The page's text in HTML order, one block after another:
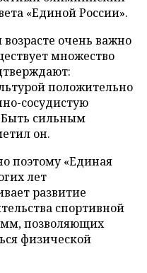
«Единой России».
очень важно
множество
положительно
сосудистую
Быть сильным
он.
поэтому «Единая
лет
развитие
спортивной
позволяющих
физической